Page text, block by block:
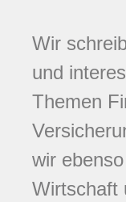
Wir
und
Themen
wir
Wirtschaft